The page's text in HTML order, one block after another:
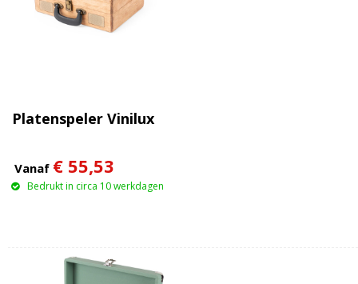
Platenspeler Vinilux
Vanaf € 55,53
Bedrukt in circa 10 werkdagen